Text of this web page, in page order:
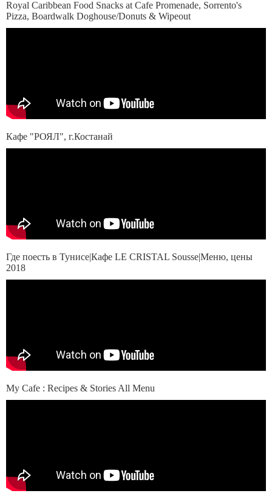
Royal Caribbean Food Snacks at Cafe Promenade, Sorrento's
Pizza, Boardwalk Doghouse/Donuts & Wipeout
Кафе "РОЯЛ", г.Костанай
Где поесть в Тунисе|Кафе LE CRISTAL Sousse|Меню, цены
2018
My Cafe : Recipes & Stories All Menu